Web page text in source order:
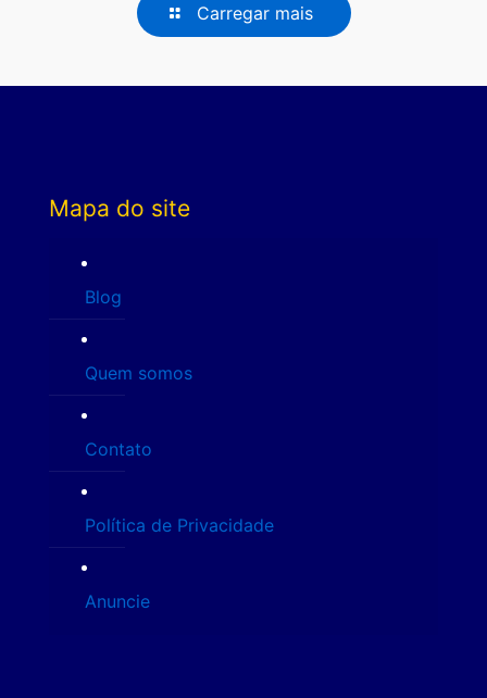
Carregar mais
Mapa do site
Blog
Quem somos
Contato
Política de Privacidade
Anuncie